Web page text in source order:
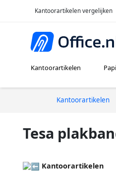
Kantoorartikelen vergelijken
Kantoorartikelen
Kantoorartikelen
Tesa
Kantoorartikelen